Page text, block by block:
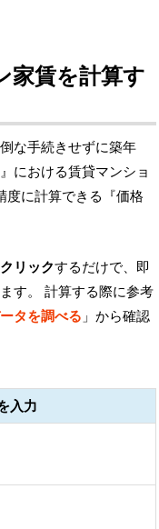
家賃を計算す
な手続きせずに築年
における賃貸マンショ
度に計算できる『価格
リックするだけで、即
す。 計算する際に参考
タを調べる 」から確認
入力